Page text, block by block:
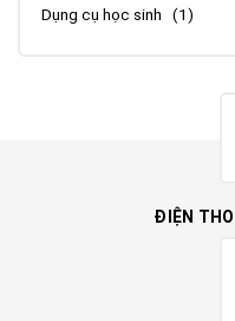
Dụng cụ học sinh (1)
ĐIỆN